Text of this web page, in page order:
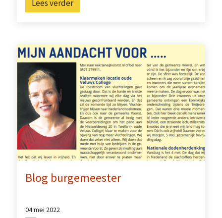
Lees verder
Blog burgemeester
04 mei 2022